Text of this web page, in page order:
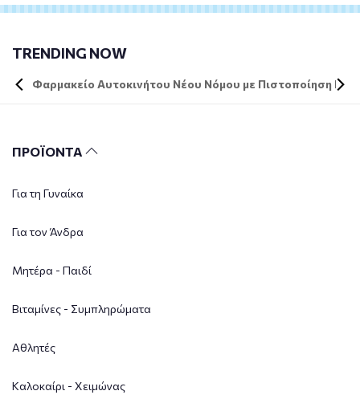
TRENDING NOW
Φαρμακείο Αυτοκινήτου Νέου Νόμου με Πιστοποίηση DIN
ΠΡΟΪΟΝΤΑ
Για τη Γυναίκα
Για τον Άνδρα
Μητέρα - Παιδί
Βιταμίνες - Συμπληρώματα
Αθλητές
Καλοκαίρι - Χειμώνας